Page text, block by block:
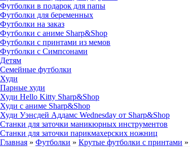
Футболки в подарок для папы
Футболки для беременных
Футболки на заказ
Футболки с аниме Sharp&Shop
Футболки с принтами из мемов
Футболки с Симпсонами
Детям
Семейные футболки
Худи
Парные худи
Худи Hello Kitty Sharp&Shop
Худи с аниме Sharp&Shop
Худи Уэнсдей Аддамс Wednesday от Sharp&Shop
Станки для заточки маникюрных инструментов
Станки для заточки парикмахерских ножниц
Главная » Футболки » Крутые футболки с принтами »